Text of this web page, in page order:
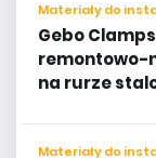
Materiały do
Gebo
remontowo-
na rurze
Materiały do